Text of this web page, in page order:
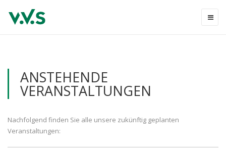
ANSTEHENDE
VERANSTALTUNGEN
Nachfolgend finden Sie alle unsere zukünftig geplanten
Veranstaltungen: